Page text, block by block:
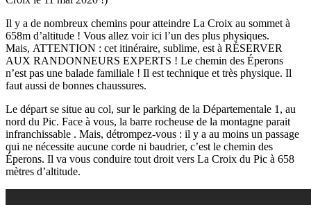
Il y a de nombreux chemins pour atteindre La Croix au sommet à
658m d’altitude ! Vous allez voir ici l’un des plus physiques.
Mais, ATTENTION : cet itinéraire, sublime, est à RÉSERVER
AUX RANDONNEURS EXPERTS ! Le chemin des Éperons
n’est pas une balade familiale ! Il est technique et très physique. Il
faut aussi de bonnes chaussures.
Le départ se situe au col, sur le parking de la Départementale 1, au
nord du Pic. Face à vous, la barre rocheuse de la montagne parait
infranchissable . Mais, détrompez-vous : il y a au moins un passage
qui ne nécessite aucune corde ni baudrier, c’est le chemin des
Éperons. Il va vous conduire tout droit vers La Croix du Pic à 658
mètres d’altitude.